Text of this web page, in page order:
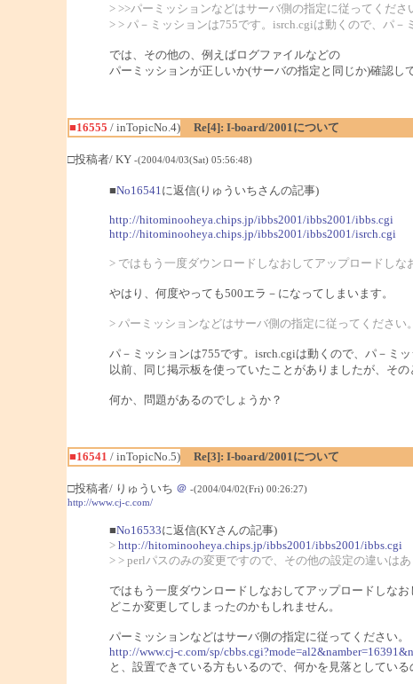
> >>パーミッションなどはサーバ側の指定に従ってくださ
> > パ－ミッションは755です。isrch.cgiは動くので、パ－
では、その他の、例えばログファイルなどの
パーミッションが正しいか(サーバの指定と同じか)確認し
■16555 / inTopicNo.4)
Re[4]: I-board/2001について
□投稿者/ KY -(2004/04/03(Sat) 05:56:48)
■No16541 に返信(りゅういちさんの記事)
http://hitominooheya.chips.jp/ibbs2001/ibbs2001/ibbs.cgi
http://hitominooheya.chips.jp/ibbs2001/ibbs2001/isrch.cgi
> ではもう一度ダウンロードしなおしてアップロードしな
やはり、何度やっても500エラ－になってしまいます。
> パーミッションなどはサーバ側の指定に従ってください。
パ－ミッションは755です。isrch.cgiは動くので、パ－ミ
以前、同じ掲示板を使っていたことがありましたが、そ
何か、問題があるのでしょうか？
■16541 / inTopicNo.5)
Re[3]: I-board/2001について
□投稿者/ りゅういち ＠ -(2004/04/02(Fri) 00:26:27)
http://www.cj-c.com/
■No16533に返信(KYさんの記事)
> http://hitominooheya.chips.jp/ibbs2001/ibbs2001/ibbs.cgi
> > perlパスのみの変更ですので、その他の設定の違いはあ
ではもう一度ダウンロードしなおしてアップロードしなお
どこか変更してしまったのかもしれません。
パーミッションなどはサーバ側の指定に従ってください。
http://www.cj-c.com/sp/
と、設置できている方もいるので、何かを見落としてい